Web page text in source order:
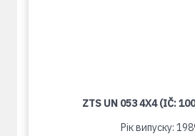
ZTS UN 053 4X4 (IČ:
Рік випуску: